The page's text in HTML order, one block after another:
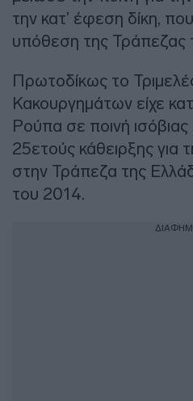
την κατ’ έφεση δίκη,
υπόθεση της Τράπεζας
Πρωτοδίκως το
Κακουργημάτων είχε
Ρούπα σε ποινή ισόβιας
25ετούς κάθειρξης για
στην Τράπεζα της
του 2014.